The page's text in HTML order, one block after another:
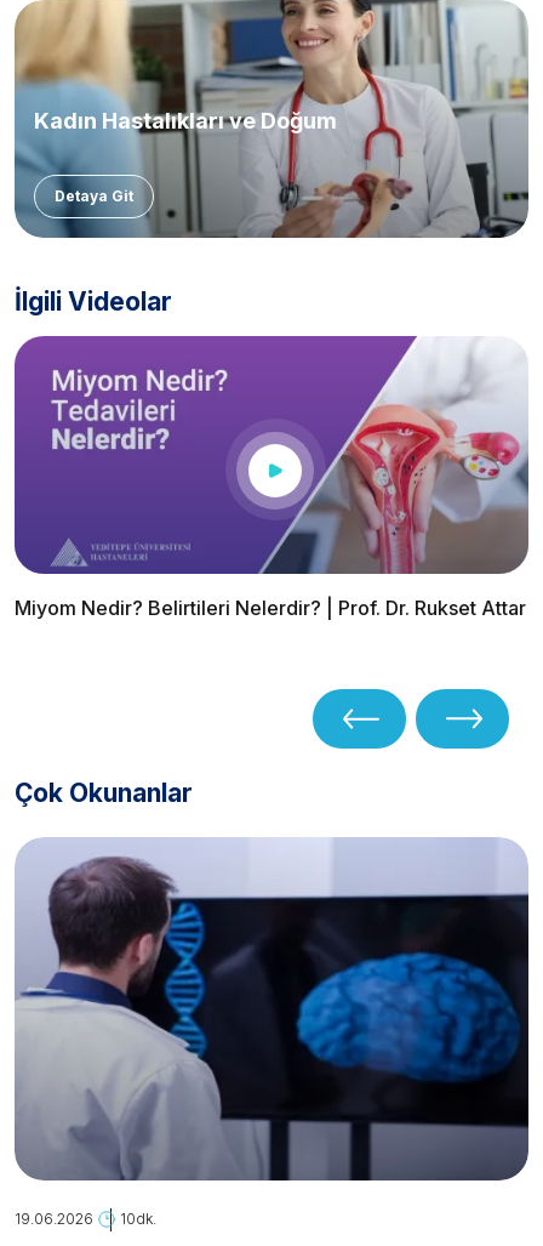
Kadın Hastalıkları ve Doğum
Detaya Git
İlgili Videolar
Miyom Nedir? Belirtileri Nelerdir? | Prof. Dr. Rukset Attar
Çok Okunanlar
19.06.2026 10dk.